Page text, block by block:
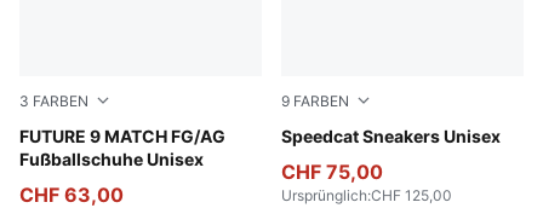
3 FARBEN
FUTURE 9 MATCH FG/AG
Fußballschuhe Unisex
Poison Pink-Sun Stream-Bright Aqua-PUMA White
CHF 63,00
9 FARBEN
Speedcat Sneakers Unisex
Chestnut Brown-PUMA
CHF 75,00
Ursprünglich:CHF 125,00